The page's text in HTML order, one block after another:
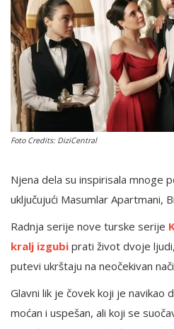
Contact
Login
Register
English
Foto Credits: DiziCentral
Njena dela su inspirisala mnoge
uključujući Masumlar Apartmani,
Radnja serije nove turske serije
kralj izgubi prati život dvoje
putevi ukrštaju na neočekivan
Glavni lik je čovek koji je navikao
moćan i uspešan, ali koji se